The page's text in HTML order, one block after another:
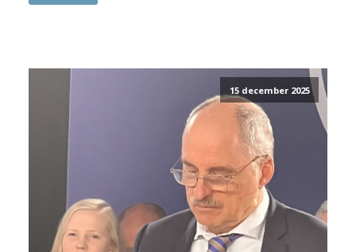
15 december 2025